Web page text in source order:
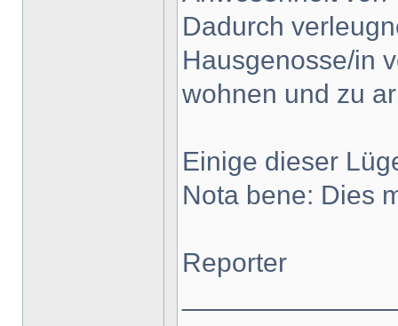
Dadurch
Hausgenosse/in
wohnen und zu
Einige dieser
Nota bene: Dies
Reporter